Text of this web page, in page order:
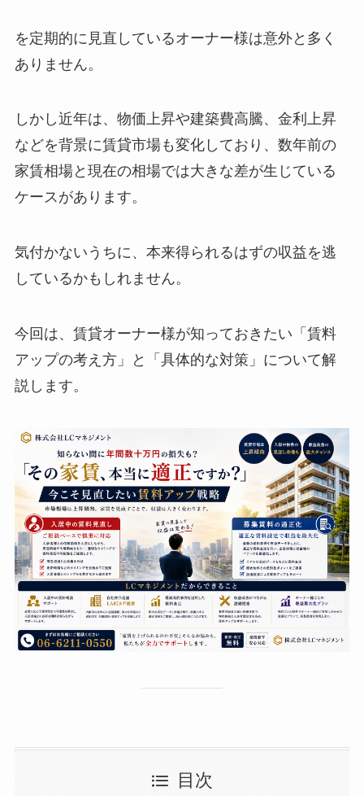
を定期的に見直しているオーナー様は意外と多く
ありません。
しかし近年は、物価上昇や建築費高騰、金利上昇
などを背景に賃貸市場も変化しており、数年前の
家賃相場と現在の相場では大きな差が生じている
ケースがあります。
気付かないうちに、本来得られるはずの収益を逃
しているかもしれません。
今回は、賃貸オーナー様が知っておきたい「賃料
アップの考え方」と「具体的な対策」について解
説します。
目次